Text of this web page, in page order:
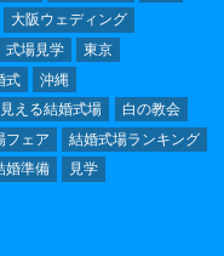
大阪ウェディング
式場見学
東京
式
沖縄
える結婚式場
白の教会
フェア
結婚式場ランキング
婚準備
見学